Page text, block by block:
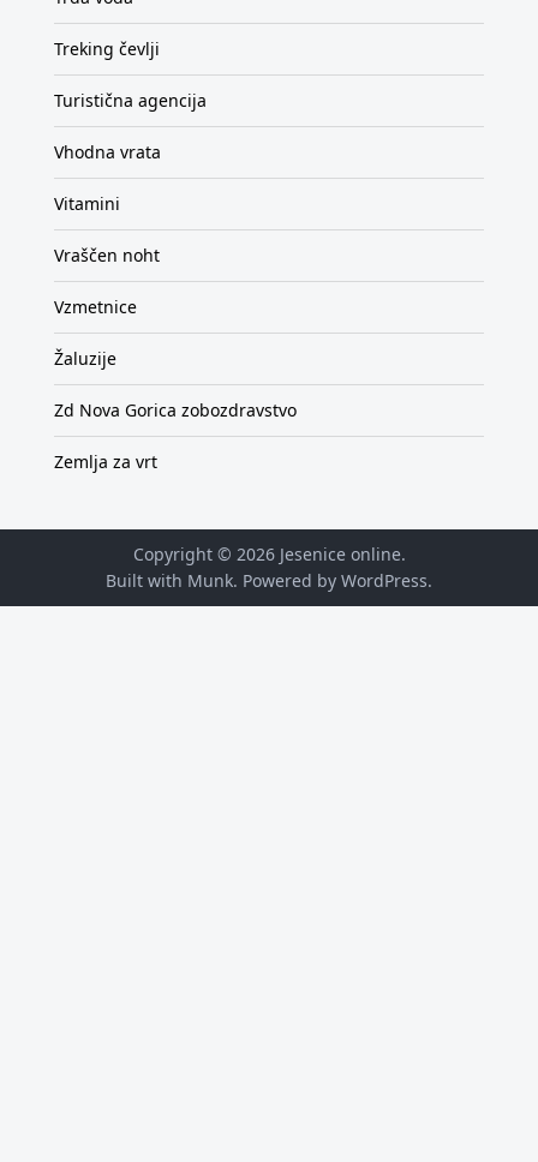
Treking čevlji
Turistična agencija
Vhodna vrata
Vitamini
Vraščen noht
Vzmetnice
Žaluzije
Zd Nova Gorica zobozdravstvo
Zemlja za vrt
Copyright © 2026 Jesenice online.
Built with Munk. Powered by WordPress.